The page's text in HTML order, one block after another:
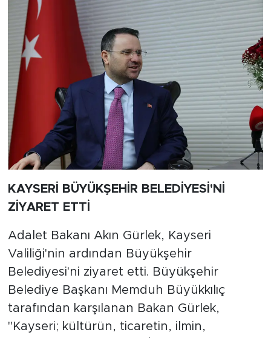
KAYSERİ BÜYÜKŞEHİR BELEDİYESİ'Nİ
ZİYARET ETTİ
Adalet Bakanı Akın Gürlek, Kayseri
Valiliği'nin ardından Büyükşehir
Belediyesi'ni ziyaret etti. Büyükşehir
Belediye Başkanı Memduh Büyükkılıç
tarafından karşılanan Bakan Gürlek,
"Kayseri; kültürün, ticaretin, ilmin,